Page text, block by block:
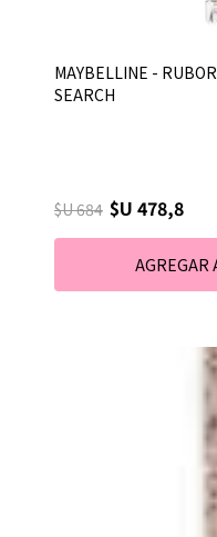
MAYBELLINE -
SEARCH
$U 684 $U 478,8